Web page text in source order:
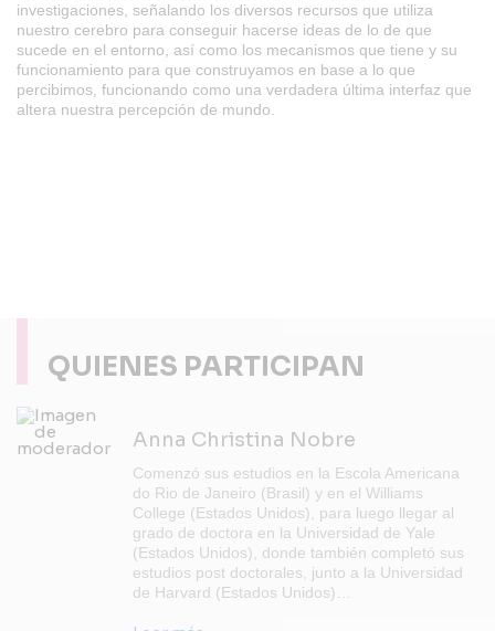
investigaciones, señalando los diversos recursos que utiliza
nuestro cerebro para conseguir hacerse ideas de lo de que
sucede en el entorno, así como los mecanismos que tiene y su
funcionamiento para que construyamos en base a lo que
percibimos, funcionando como una verdadera última interfaz que
altera nuestra percepción de mundo.
QUIENES PARTICIPAN
Anna Christina Nobre
Comenzó sus estudios en la Escola Americana
do Rio de Janeiro (Brasil) y en el Williams
College (Estados Unidos), para luego llegar al
grado de doctora en la Universidad de Yale
(Estados Unidos), donde también completó sus
estudios post doctorales, junto a la Universidad
de Harvard (Estados Unidos)…